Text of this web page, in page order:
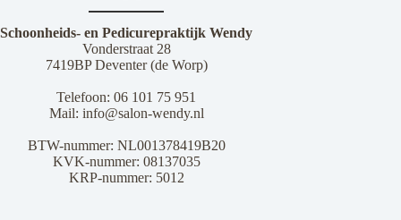
Schoonheids- en Pedicurepraktijk Wendy
Vonderstraat 28
7419BP Deventer (de Worp)
Telefoon: 06 101 75 951
Mail: info@salon-wendy.nl
BTW-nummer: NL001378419B20
KVK-nummer: 08137035
KRP-nummer: 5012